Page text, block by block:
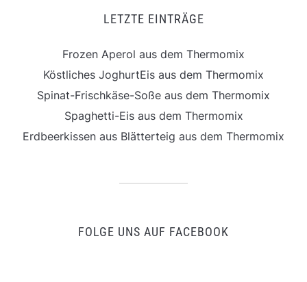
LETZTE EINTRÄGE
Frozen Aperol aus dem Thermomix
Köstliches JoghurtEis aus dem Thermomix
Spinat-Frischkäse-Soße aus dem Thermomix
Spaghetti-Eis aus dem Thermomix
Erdbeerkissen aus Blätterteig aus dem Thermomix
FOLGE UNS AUF FACEBOOK